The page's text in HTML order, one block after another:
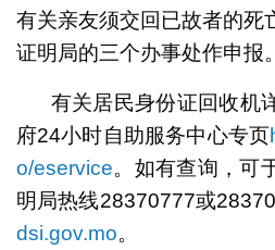
有关亲友须交回已故者的死
证明局的三个办事处作申报。
有关居民身份证回收机
府24小时自助服务中心专页
o/eservice。如有查询，可
明局热线28370777或
dsi.gov.mo。